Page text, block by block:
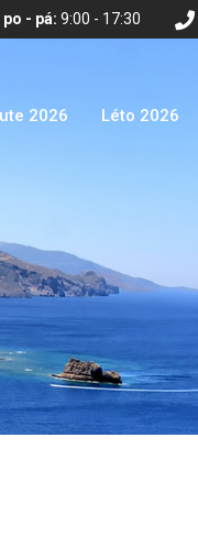
po - pá: 9:00 - 17:30
2026 Léto 2026